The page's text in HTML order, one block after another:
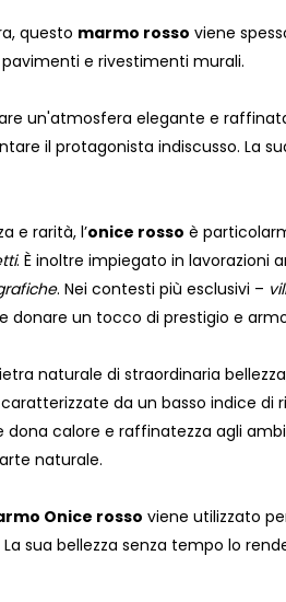
questo marmo rosso viene
e rivestimenti murali.
un'atmosfera elegante e
il protagonista indiscusso. La
e rarità, l’onice rosso è
. È inoltre impiegato in lavorazioni
. Nei contesti più esclusivi –
donare un tocco di prestigio e
naturale di straordinaria
caratterizzate da un basso indice
calore e raffinatezza agli
naturale.
Onice rosso viene utilizzato
La sua bellezza senza tempo lo